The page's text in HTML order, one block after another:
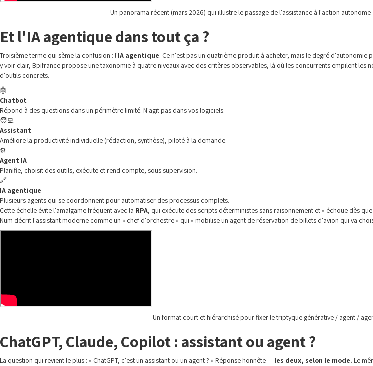
Un panorama récent (mars 2026) qui illustre le passage de l'assistance à l'action
Et l'IA agentique dans tout ça ?
Troisième terme qui sème la confusion : l'IA agentique. Ce n'est pas un quatrième produit à acheter, mais le degré
y voir clair, Bpifrance propose une taxonomie à quatre niveaux avec des critères observables, là où les concurrents empilent les
d'outils concrets.
🤖
Chatbot
Répond à des questions dans un périmètre limité. N'agit pas dans vos logiciels.
🧑‍💻
Assistant
Améliore la productivité individuelle (rédaction, synthèse), piloté à la demande.
⚙️
Agent IA
Planifie, choisit des outils, exécute et rend compte, sous supervision.
🔗
IA agentique
Plusieurs agents qui se coordonnent pour automatiser des processus complets.
Cette échelle évite l'amalgame fréquent avec la RPA, qui exécute des scripts déterministes sans raisonnement et « échoue dès
Num décrit l'assistant moderne comme un « chef d'orchestre » qui « mobilise un agent de réservation de billets d'avion qui va
Un format court et hiérarchisé pour fixer le triptyque générative / agent /
ChatGPT, Claude, Copilot : assistant ou agent ?
La question qui revient le plus : « ChatGPT, c'est un assistant ou un agent ? » Réponse honnête — les deux, selon le mode. Le